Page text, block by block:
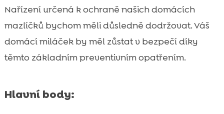
 Hlasité zvuky a velký ruch
 CricksyDog: Co nabízíme pro vaše psy
Pravidelné procházky a cvičení
 Poskytnutí bezpečného prostoru pro psa
FAQ
Nařízení určená k ochraně našich domácích
mazlíčků bychom měli důsledně dodržovat. Váš
domácí miláček by měl zůstat v bezpečí díky
těmto základním preventivním opatřením.
Hlavní body: